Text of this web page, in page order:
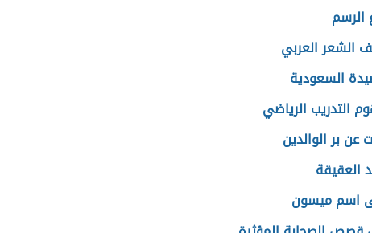
الرسم
الشعر العربي
السعودية
التدريب الرياضي
عن بر الوالدين
العقيقة
اسم ميسون